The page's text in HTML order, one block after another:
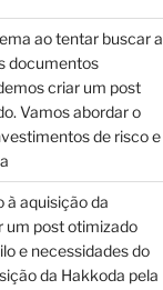
ao tentar buscar a
documentos
criar um post
Vamos abordar o
de risco e
à aquisição da
um post otimizado
e necessidades do
da Hakkoda pela